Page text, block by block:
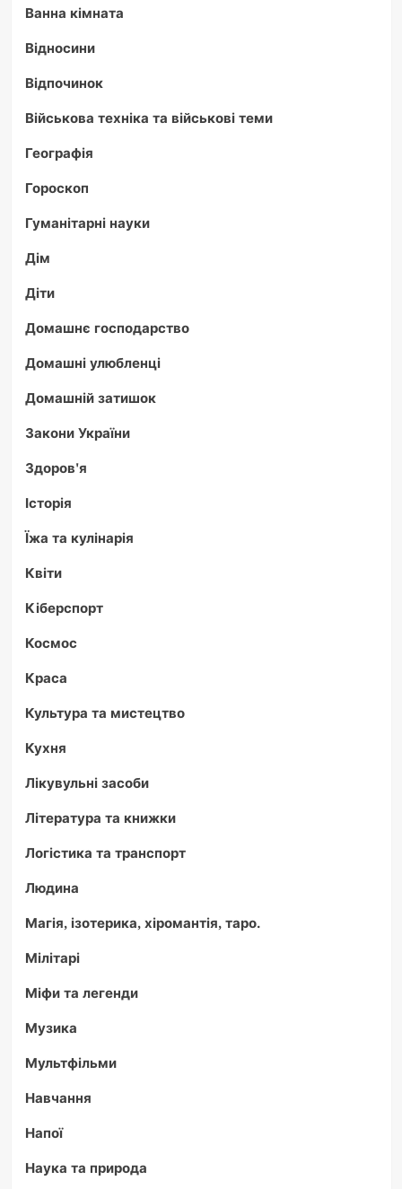
Ванна кімната
Відносини
Відпочинок
Військова техніка та військові теми
Географія
Гороскоп
Гуманітарні науки
Дім
Діти
Домашнє господарство
Домашні улюбленці
Домашній затишок
Закони України
Здоров'я
Історія
Їжа та кулінарія
Квіти
Кіберспорт
Космос
Краса
Культура та мистецтво
Кухня
Лікувульні засоби
Література та книжки
Логістика та транспорт
Людина
Магія, ізотерика, хіромантія, таро.
Мілітарі
Міфи та легенди
Музика
Мультфільми
Навчання
Напої
Наука та природа